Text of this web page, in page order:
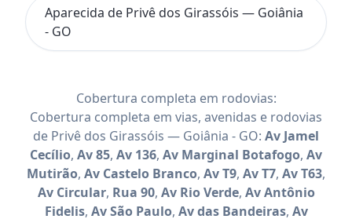
Aparecida de Privê dos Girassóis — Goiânia
- GO
Cobertura completa em rodovias:
Cobertura completa em vias, avenidas e rodovias
de Privê dos Girassóis — Goiânia - GO: Av Jamel
Cecílio, Av 85, Av 136, Av Marginal Botafogo, Av
Mutirão, Av Castelo Branco, Av T9, Av T7, Av T63,
Av Circular, Rua 90, Av Rio Verde, Av Antônio
Fidelis, Av São Paulo, Av das Bandeiras, Av